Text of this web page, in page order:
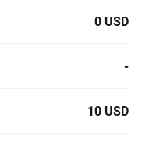
0 USD
-
10 USD